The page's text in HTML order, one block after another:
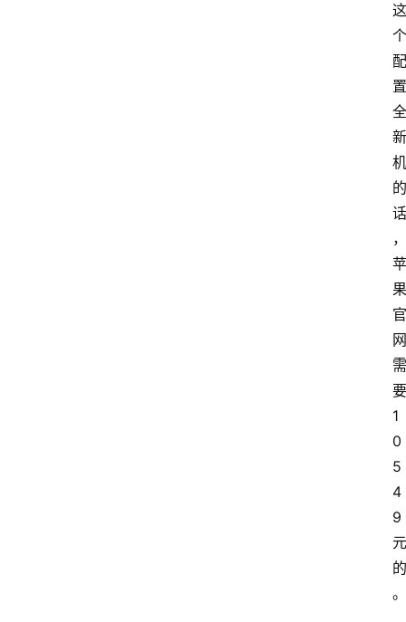
这
个
配
置
全
新
机
的
话
，
苹
果
官
网
需
要
1
0
5
4
9
元
的
。